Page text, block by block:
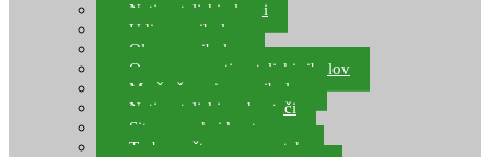
Natjecateljski plovci
Udice za ribolov
Olovo za ribolov
Oprema za natjecateljski ribolov
Mreže čuvarice za ribolov
Natjecateljski podmetači
Sito, posude i kante
Torbe za štapove – match